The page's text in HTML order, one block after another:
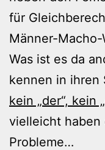
für
Männer-
Was ist es da
kennen in ihren
kein „der“, kein
vielleicht haben
Probleme…